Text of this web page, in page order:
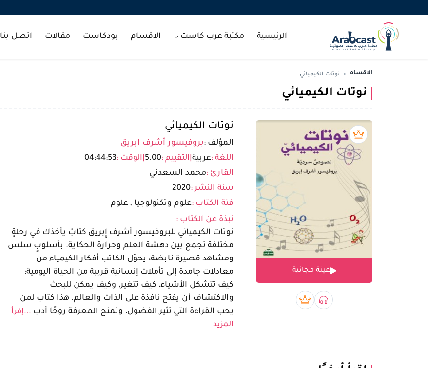
الرئيسية مكتبة عرب كاست الاقسام بودكاست مقالات اتصل بنا
الاقسام نوتات الكيميائي
نوتات الكيميائي
بريميوم book
عينة مجانية
صوتي bookبريميوم book
نوتات الكيميائي
المؤلف :بروفيسور أشرف ابريق
اللغة :عربية التقييم :5.00 الوقت :04:44:53
القارئ :محمد السعدني
سنة النشر :2020
فئة الكتاب :علوم وتكنولوجيا , علوم
نبذة عن الكتاب :
نوتات الكيميائي للبروفيسور أشرف إِبريق كتابٌ يأخذك في رحلةٍ
مختلفة تجمع بين دهشة العلم وحرارة الحكاية. بأسلوبٍ سلس
ومشاهد قصيرة نابضة، يحوّل الكاتب أفكار الكيمياء من
معادلات جامدة إلى تأملات إنسانية قريبة من الحياة اليومية:
كيف تتشكل الأشياء، كيف تتغير، وكيف يمكن للبحث
والاكتشاف أن يفتح نافذة على الذات والعالم. هذا كتاب لمن
يحب القراءة التي تثير الفضول، وتمنح المعرفة روحًا أدب ...إقرأ
المزيد